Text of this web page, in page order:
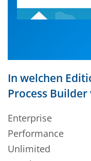
In welchen
Process
Enterprise
Performance
Unlimited